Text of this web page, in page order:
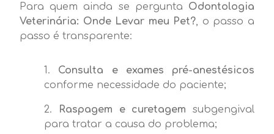
Para quem ainda se pergunta Odontologia
Veterinária: Onde Levar meu Pet?, o passo a
passo é transparente:
Consulta e exames pré-anestésicos
conforme necessidade do paciente;
Raspagem e curetagem subgengival
para tratar a causa do problema;